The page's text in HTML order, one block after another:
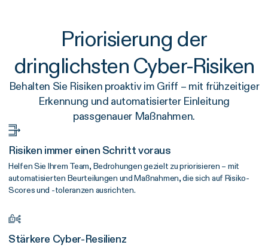
Priorisierung der
dringlichsten Cyber-Risiken
Behalten Sie Risiken proaktiv im Griff – mit frühzeitiger
Erkennung und automatisierter Einleitung
passgenauer Maßnahmen.
Risiken immer einen Schritt voraus
Helfen Sie Ihrem Team, Bedrohungen gezielt zu priorisieren – mit
automatisierten Beurteilungen und Maßnahmen, die sich auf Risiko-
Scores und -toleranzen ausrichten.
Stärkere Cyber-Resilienz